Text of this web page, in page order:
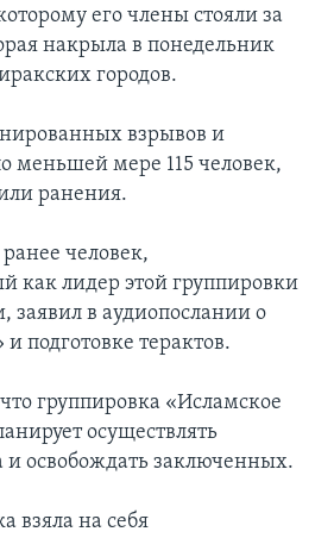
его члены стояли за
накрыла в понедельник
городов.
взрывов и
меньшей мере 115 человек,
ранения.
человек,
как лидер этой группировки
заявил в аудиопослании о
подготовке терактов.
группировка «Исламское
осуществлять
и освобождать заключенных.
взяла на себя